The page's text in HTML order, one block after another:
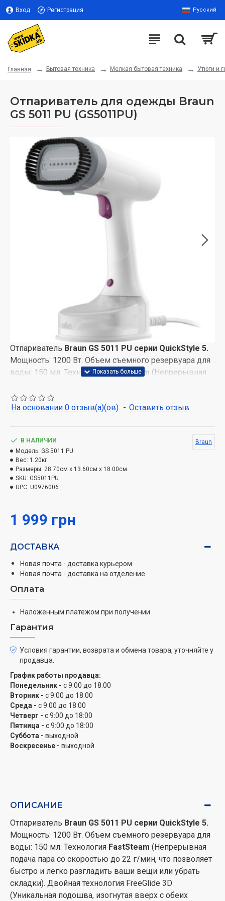
Вход Регистрация Русский
Главная Бытовая техника Мелкая бытовая техника Утюги и
Отпариватель для одежды Braun
GS 5011 PU (GS5011PU)
Отпариватель Braun GS 5011 PU серии QuickStyle 5.
Мощность: 1200 Вт. Объем съемного резервуара для
воды: 150 мл. ТехнологияFastSteam (Непрерывная
быстро и легко разгладить ваши вещи или убрать
складки). Двойная технология FreeGlide 3D
скользите по любым препятствиям, таким как
пуговицы и карманы, не зацепляясь). Благодаря
компактному дизайну отпариватель
легко хранить. Он также оснащен технологией iCare,
безопасной температуре. Вертикальное отпаривание.
Горизонтальное отпаривание. Противокапельная
система. Насадка-щетка. Время нагрева: 45 секунд.
Подходит для водопроводной воды. Длина кабеля
питания: 2,5 метра. Цвет: белый/фиолетовый.
На основании 0 отзыв(а)(ов). - Оставить отзыв
1 999 грн
В НАЛИЧИИ
Модель: GS 5011 PU
Вес: 1.20кг
Размеры: 28.70см x 13.60см x 18.00см
SKU: GS5011PU
UPC: U0976006
Braun
ДОСТАВКА
Новая почта - доставка курьером
Новая почта - доставка на отделение
Оплата
Наложенным платежом при получении
Гарантия
Условия гарантии, возврата и обмена товара, уточняйте у
продавца.
График работы продавца:
Понедельник - с 9:00 до 18:00
Вторник - с 9:00 до 18:00
Среда - с 9:00 до 18:00
Четверг - с 9:00 до 18:00
Пятница - с 9:00 до 18:00
Суббота - выходной
Воскресенье - выходной
ОПИСАНИЕ
Отпариватель Braun GS 5011 PU серии QuickStyle 5.
Мощность: 1200 Вт. Объем съемного резервуара для
воды: 150 мл. Технология FastSteam (Непрерывная
подача пара со скоростью до 22 г/мин, что позволяет
быстро и легко разгладить ваши вещи или убрать
складки). Двойная технология FreeGlide 3D
(Уникальная подошва, изогнутая вверх с обеих